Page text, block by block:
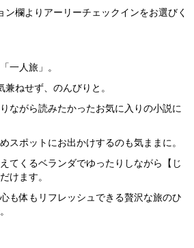
欄よりアーリーチェックインをお選びく
一人旅」。
ねせず、のんびりと。
ながら読みたかったお気に入りの小説に
スポットにお出かけするのも気ままに。
てくるベランダでゆったりしながら【じ
けます。
も体もリフレッシュできる贅沢な旅のひ